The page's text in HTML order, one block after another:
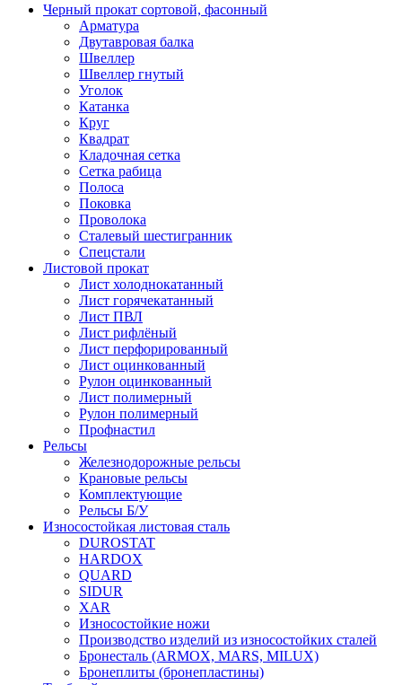
Черный прокат сортовой, фасонный
Арматура
Двутавровая балка
Швеллер
Швеллер гнутый
Уголок
Катанка
Круг
Квадрат
Кладочная сетка
Сетка рабица
Полоса
Поковка
Проволока
Сталевый шестигранник
Спецстали
Листовой прокат
Лист холоднокатанный
Лист горячекатанный
Лист ПВЛ
Лист рифлёный
Лист перфорированный
Лист оцинкованный
Рулон оцинкованный
Лист полимерный
Рулон полимерный
Профнастил
Рельсы
Железнодорожные рельсы
Крановые рельсы
Комплектующие
Рельсы Б/У
Износостойкая листовая сталь
DUROSTAT
HARDOX
QUARD
SIDUR
XAR
Износостойкие ножи
Производство изделий из износостойких сталей
Бронесталь (ARMOX, MARS, MILUX)
Бронеплиты (бронепластины)